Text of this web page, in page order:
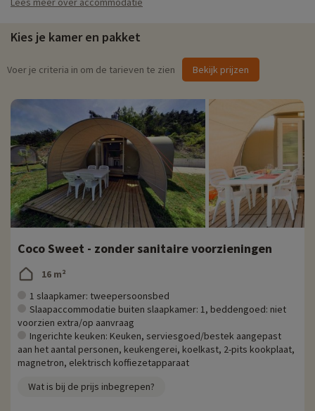
♥i
Onze favoriete activiteiten- tegen betaling ter plaatse
- Via Ferrata: sportieve activiteit
1 min van de camping
duurt 120 min
gezinsactiviteit: rotsklimmen op rotswanden
- Bezoek: Abdij van Clausonne<br
Kies je kamer en pakket
Voer je criteria in om de tarieven te zien Bekijk prijzen
Coco Sweet - zonder sanitaire voorzieningen
16 m²
1 slaapkamer: tweepersoonsbed
Slaapaccommodatie buiten slaapkamer: 1, beddengoed: niet
voorzien extra/op aanvraag
Ingerichte keuken: Keuken, serviesgoed/bestek aangepast
aan het aantal personen, keukengerei, koelkast, 2-pits kookplaat,
magnetron, elektrisch koffiezetapparaat
Wat is bij de prijs inbegrepen?